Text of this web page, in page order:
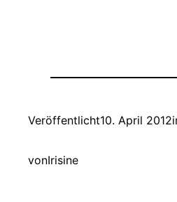
Veröffentlicht10. April 2012
vonIrisine